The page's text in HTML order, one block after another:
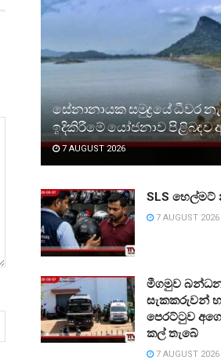
සේනානායක සමුද්‍රයේ ධීවර
ඉදිකිරීමේ යෝජනාව පිළිබඳව
7 AUGUST 2026
SLS හෙල්මට්
7 AUGUST 2026
මීගමුව
සැකකරුවන්
පෙරට්ටුව
කල් තැබේ
7 AUGUST 2026